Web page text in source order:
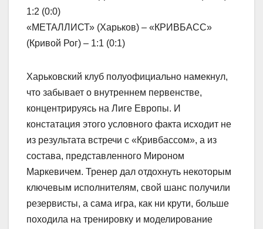
1:2 (0:0)
«МЕТАЛЛИСТ» (Харьков) – «КРИВБАСС»
(Кривой Рог) – 1:1 (0:1)
Харьковский клуб полуофициально намекнул,
что забывает о внутреннем первенстве,
концентрируясь на Лиге Европы. И
констатация этого условного факта исходит не
из результата встречи с «Кривбассом», а из
состава, представленного Мироном
Маркевичем. Тренер дал отдохнуть некоторым
ключевым исполнителям, свой шанс получили
резервисты, а сама игра, как ни крути, больше
походила на тренировку и моделирование